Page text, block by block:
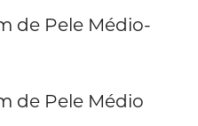
de Pele Médio-
de Pele Médio